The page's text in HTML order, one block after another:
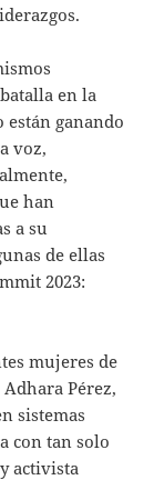
en la
ganando
voz,
han
a su
de ellas
2023:
mujeres de
Pérez,
sistemas
con tan solo
activista